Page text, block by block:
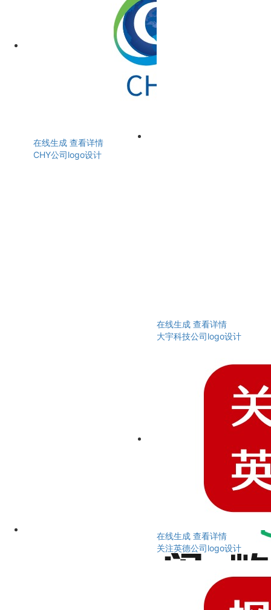
在线生成 查看详情
CHY公司logo设计
在线生成 查看详情
大宇科技公司logo设计
在线生成 查看详情
关注英德公司logo设计